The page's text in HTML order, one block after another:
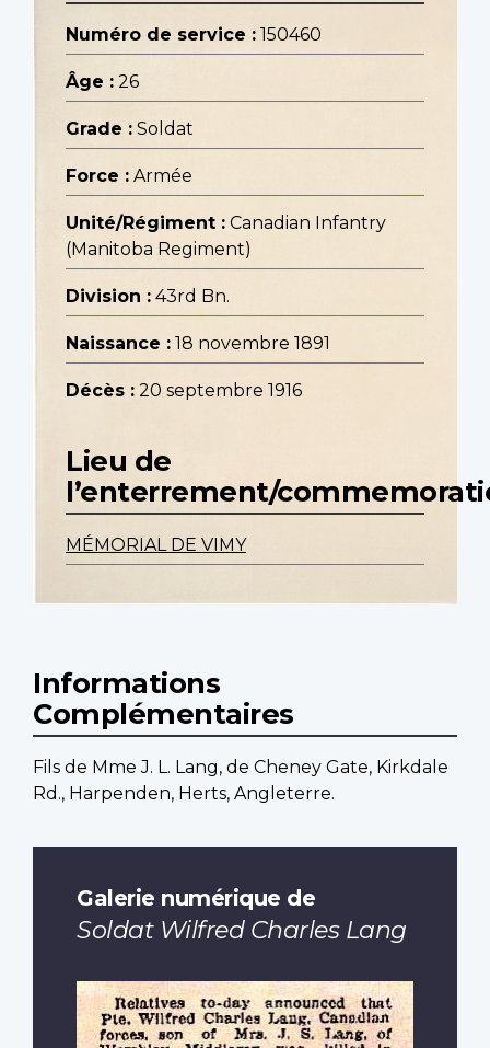
Numéro de service : 150460
Âge : 26
Grade : Soldat
Force : Armée
Unité/Régiment : Canadian Infantry
(Manitoba Regiment)
Division : 43rd Bn.
Naissance : 18 novembre 1891
Décès : 20 septembre 1916
Lieu de
l’enterrement/
MÉMORIAL DE VIMY
Informations
Complémentaires
Fils de Mme J. L. Lang, de Cheney Gate, Kirkdale
Rd., Harpenden, Herts, Angleterre.
Galerie numérique de
Soldat Wilfred Charles Lang